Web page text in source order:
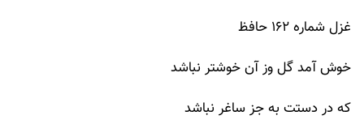
غزل شماره ۱۶۲ حافظ
خوش آمد گل وز آن خوشتر نباشد
که در دستت به جز ساغر نباشد